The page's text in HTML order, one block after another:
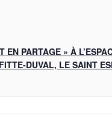
EN PARTAGE » À
DUVAL, LE SAINT